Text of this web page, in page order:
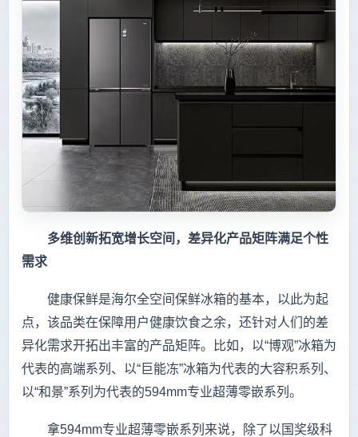
多维创新拓宽增长空间，差异化产品矩阵满足个性
需求
健康保鲜是海尔全空间保鲜冰箱的基本，以此为起
点，该品类在保障用户健康饮食之余，还针对人们的差
异化需求开拓出丰富的产品矩阵。比如，以“博观”冰箱为
代表的高端系列、以“巨能冻”冰箱为代表的大容积系列、
以“和景”系列为代表的594mm专业超薄零嵌系列。
拿594mm专业超薄零嵌系列来说，除了以国奖级科